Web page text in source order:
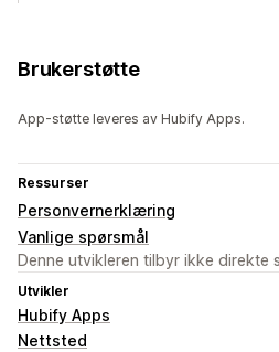
Brukerstøtte
App-støtte leveres av Hubify Apps.
Ressurser
Personvernerklæring
Vanlige spørsmål
Denne utvikleren tilbyr ikke direkte
Utvikler
Hubify Apps
Nettsted